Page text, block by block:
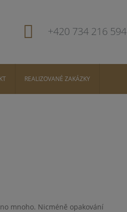
+420 734 216 594
REALIZOVANÉ ZAKÁZKY
mnoho. Nicméně opakování